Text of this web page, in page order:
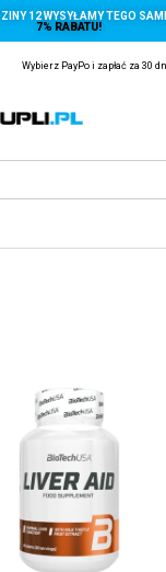
12 WYSYŁAMY TEGO
7% RABATU!
Wybierz PayPo i zapłać za 30